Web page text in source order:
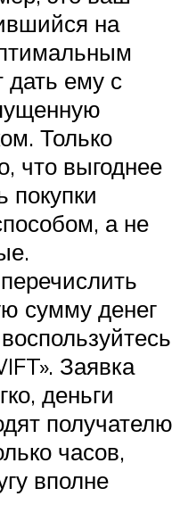
на
дать ему с
Только
что выгоднее
покупки
а не
сумму денег
Заявка
деньги
получателю
часов,
вполне